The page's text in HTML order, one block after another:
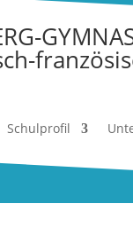
Schulprofil